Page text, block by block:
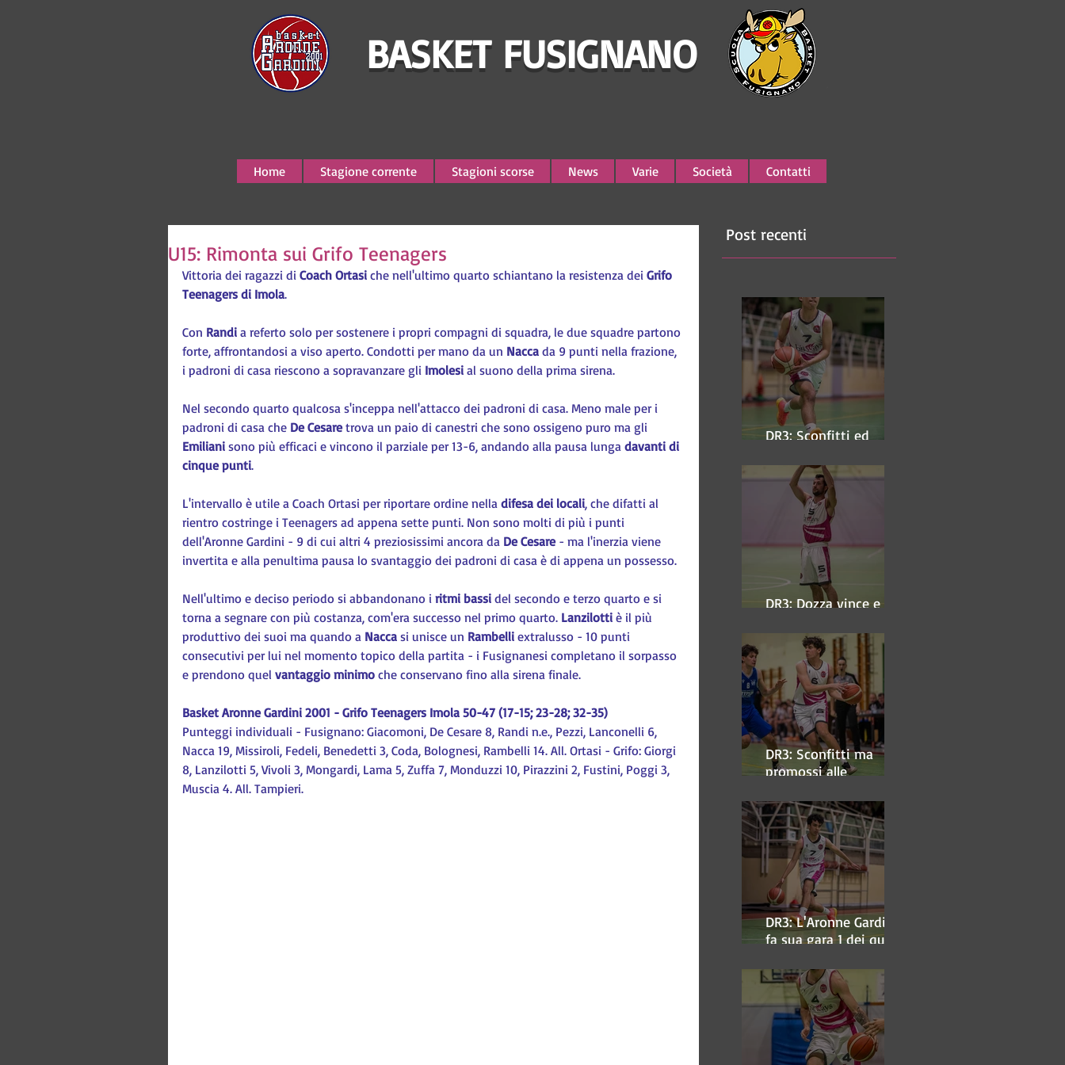
BASKET FUSIGNANO
Home Stagione corrente Stagioni scorse News Varie Società Contatti
U15: Rimonta sui Grifo Teenagers
Vittoria dei ragazzi di Coach Ortasi che nell'ultimo quarto schiantano la resistenza dei Grifo
Teenagers di Imola.
Con Randi a referto solo per sostenere i propri compagni di squadra, le due squadre partono
forte, affrontandosi a viso aperto. Condotti per mano da un Nacca da 9 punti nella frazione,
i padroni di casa riescono a sopravanzare gli Imolesi al suono della prima sirena.
Nel secondo quarto qualcosa s'inceppa nell'attacco dei padroni di casa. Meno male per i
padroni di casa che De Cesare trova un paio di canestri che sono ossigeno puro ma gli
Emiliani sono più efficaci e vincono il parziale per 13-6, andando alla pausa lunga davanti di
cinque punti.
L'intervallo è utile a Coach Ortasi per riportare ordine nella difesa dei locali, che difatti al
rientro costringe i Teenagers ad appena sette punti. Non sono molti di più i punti
dell'Aronne Gardini - 9 di cui altri 4 preziosissimi ancora da De Cesare - ma l'inerzia viene
invertita e alla penultima pausa lo svantaggio dei padroni di casa è di appena un possesso.
Nell'ultimo e deciso periodo si abbandonano i ritmi bassi del secondo e terzo quarto e si
torna a segnare con più costanza, com'era successo nel primo quarto. Lanzilotti è il più
produttivo dei suoi ma quando a Nacca si unisce un Rambelli extralusso - 10 punti
consecutivi per lui nel momento topico della partita - i Fusignanesi completano il sorpasso
e prendono quel vantaggio minimo che conservano fino alla sirena finale.
Basket Aronne Gardini 2001 - Grifo Teenagers Imola 50-47 (17-15; 23-28; 32-35)
Punteggi individuali - Fusignano: Giacomoni, De Cesare 8, Randi n.e., Pezzi, Lanconelli 6,
Nacca 19, Missiroli, Fedeli, Benedetti 3, Coda, Bolognesi, Rambelli 14. All. Ortasi - Grifo: Giorgi
8, Lanzilotti 5, Vivoli 3, Mongardi, Lama 5, Zuffa 7, Monduzzi 10, Pirazzini 2, Fustini, Poggi 3,
Muscia 4. All. Tampieri.
Post recenti
DR3: Sconfitti ed
DR3: Dozza vince e
DR3: Sconfitti ma
promossi alle
DR3: L'Aronne Gardini
fa sua gara 1 dei quarti